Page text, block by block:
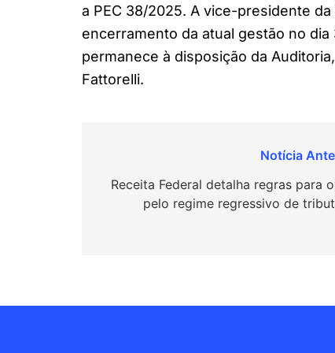
a PEC 38/2025. A vice-presidente
encerramento da atual gestão no
permanece à disposição da
Fattorelli.
de
Receita Federal detalha regras para
pelo regime regressivo de